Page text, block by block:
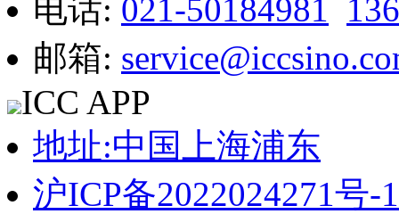
电话: 021-50184981
邮箱:
ICC APP
地址:中国上海浦东
沪ICP备2022024271号-1